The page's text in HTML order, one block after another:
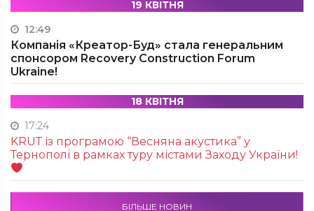
19 КВІТНЯ
12:49
Компанія «Креатор-Буд» стала генеральним
спонсором Recovery Construction Forum
Ukraine!
18 КВІТНЯ
17:24
KRUТ із програмою “Весняна акустика” у
Тернополі в рамках туру містами Заходу України!
БІЛЬШЕ НОВИН